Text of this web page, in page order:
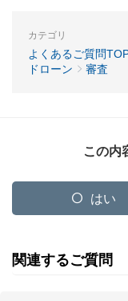
カテゴリ
よくあるご質問
ドローン
審査
この内
はい
関連するご質問